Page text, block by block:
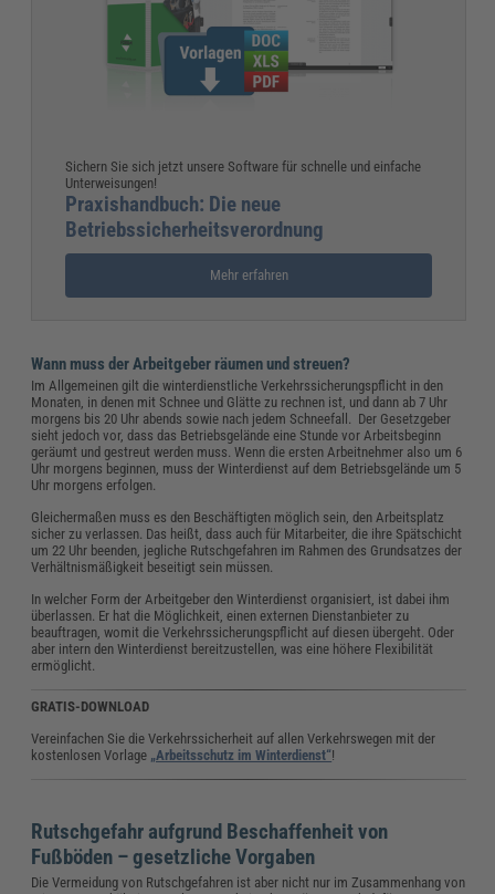
Sichern Sie sich jetzt unsere Software für schnelle und einfache
Unterweisungen!
Praxishandbuch: Die neue
Betriebssicherheitsverordnung
Mehr erfahren
Wann muss der Arbeitgeber räumen und streuen?
Im Allgemeinen gilt die winterdienstliche Verkehrssicherungspflicht in den
Monaten, in denen mit Schnee und Glätte zu rechnen ist, und dann ab 7 Uhr
morgens bis 20 Uhr abends sowie nach jedem Schneefall. Der Gesetzgeber
sieht jedoch vor, dass das Betriebsgelände eine Stunde vor Arbeitsbeginn
geräumt und gestreut werden muss. Wenn die ersten Arbeitnehmer also um 6
Uhr morgens beginnen, muss der Winterdienst auf dem Betriebsgelände um 5
Uhr morgens erfolgen.
Gleichermaßen muss es den Beschäftigten möglich sein, den Arbeitsplatz
sicher zu verlassen. Das heißt, dass auch für Mitarbeiter, die ihre Spätschicht
um 22 Uhr beenden, jegliche Rutschgefahren im Rahmen des Grundsatzes der
Verhältnismäßigkeit beseitigt sein müssen.
In welcher Form der Arbeitgeber den Winterdienst organisiert, ist dabei ihm
überlassen. Er hat die Möglichkeit, einen externen Dienstanbieter zu
beauftragen, womit die Verkehrssicherungspflicht auf diesen übergeht. Oder
aber intern den Winterdienst bereitzustellen, was eine höhere Flexibilität
ermöglicht.
GRATIS-DOWNLOAD
Vereinfachen Sie die Verkehrssicherheit auf allen Verkehrswegen mit der
kostenlosen Vorlage „Arbeitsschutz im Winterdienst“!
Rutschgefahr aufgrund Beschaffenheit von
Fußböden – gesetzliche Vorgaben
Die Vermeidung von Rutschgefahren ist aber nicht nur im Zusammenhang von